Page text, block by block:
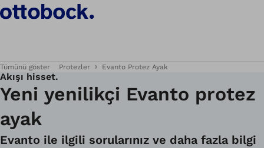
Tümünü göster Protezler Evanto Protez Ayak
Akışı hisset.
Yeni yenilikçi Evanto protez
ayak
Evanto ile ilgili sorularınız ve daha fazla bilgi